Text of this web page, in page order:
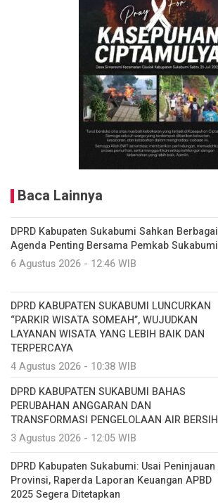
Baca Lainnya
DPRD Kabupaten Sukabumi Sahkan Berbagai
Agenda Penting Bersama Pemkab Sukabumi
6 Agustus 2026 - 12:46 WIB
DPRD KABUPATEN SUKABUMI LUNCURKAN
“PARKIR WISATA SOMEAH”, WUJUDKAN
LAYANAN WISATA YANG LEBIH BAIK DAN
TERPERCAYA
4 Agustus 2026 - 10:38 WIB
DPRD KABUPATEN SUKABUMI BAHAS
PERUBAHAN ANGGARAN DAN
TRANSFORMASI PENGELOLAAN AIR BERSIH
3 Agustus 2026 - 12:05 WIB
DPRD Kabupaten Sukabumi: Usai Peninjauan
Provinsi, Raperda Laporan Keuangan APBD
2025 Segera Ditetapkan